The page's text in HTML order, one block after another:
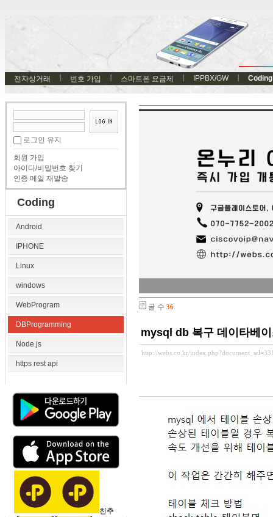
전자상거래 번호 가입 스마트폰 요금제 IPPBX/GW Coding
로그인 유지
회원 가입
아이디/비밀번호 찾기
인증 메일 재발송
Coding
Android
IPHONE
Linux
windows
WebProgram
DBProgramming
Node.js
https rest api
친추
글 수 36
mysql db 복구 데이타베
http://webs.co.kr/